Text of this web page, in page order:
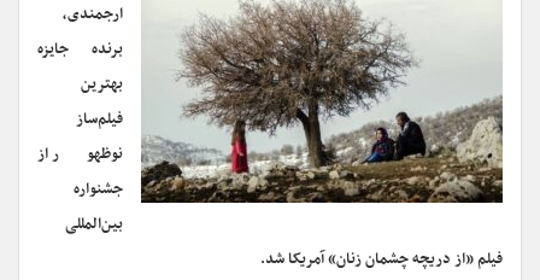
ارجمندی،
برنده جایزه
بهترین
فیلم‌ساز
نوظهور از
جشنواره
بین‌المللی
فیلم «از دریچه چشمان زنان» آمریکا شد.